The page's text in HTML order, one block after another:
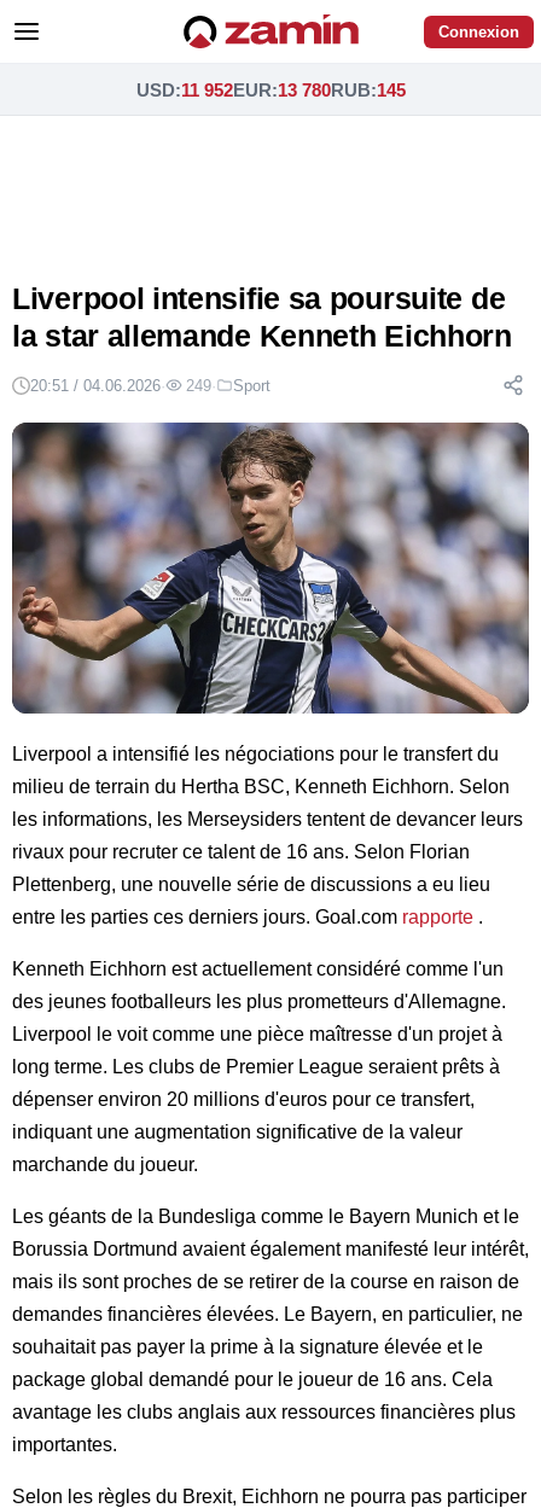
Connexion
USD:11 952EUR:13 780RUB:145
Liverpool intensifie sa poursuite de
la star allemande Kenneth Eichhorn
20:51 / 04.06.2026· 249· Sport
Liverpool a intensifié les négociations pour le transfert du
milieu de terrain du Hertha BSC, Kenneth Eichhorn. Selon
les informations, les Merseysiders tentent de devancer leurs
rivaux pour recruter ce talent de 16 ans. Selon Florian
Plettenberg, une nouvelle série de discussions a eu lieu
entre les parties ces derniers jours. Goal.com rapporte .
Kenneth Eichhorn est actuellement considéré comme l'un
des jeunes footballeurs les plus prometteurs d'Allemagne.
Liverpool le voit comme une pièce maîtresse d'un projet à
long terme. Les clubs de Premier League seraient prêts à
dépenser environ 20 millions d'euros pour ce transfert,
indiquant une augmentation significative de la valeur
marchande du joueur.
Les géants de la Bundesliga comme le Bayern Munich et le
Borussia Dortmund avaient également manifesté leur intérêt,
mais ils sont proches de se retirer de la course en raison de
demandes financières élevées. Le Bayern, en particulier, ne
souhaitait pas payer la prime à la signature élevée et le
package global demandé pour le joueur de 16 ans. Cela
avantage les clubs anglais aux ressources financières plus
importantes.
Selon les règles du Brexit, Eichhorn ne pourra pas participer